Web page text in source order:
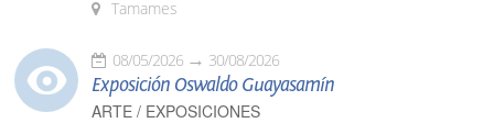
Tamames
08/05/2026 30/08/2026
Exposición Oswaldo Guayasamín
ARTE / EXPOSICIONES